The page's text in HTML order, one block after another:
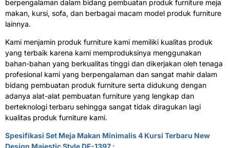
berpengalaman dalam bidang pembuatan produk furniture meja
makan, kursi, sofa, dan berbagai macam model produk furniture
lainnya.
Kami menjamin produk furniture kami memiliki kualitas produk
yang terbaik karena kami memproduksinya menggunakan
bahan-bahan yang berkualitas tinggi dan dikerjakan oleh tenaga
profesional kami yang berpengalaman dan sangat mahir dalam
bidang pembuatan produk furniture serta didukung dengan
adanya alat-alat pembuatan furniture yang lengkap dan
berteknologi terbaru sehingga sangat tidak diragukan lagi
kualitas produk furniture kami.
Spesifikasi Set Meja Makan Minimalis 4 Kursi Terbaru New